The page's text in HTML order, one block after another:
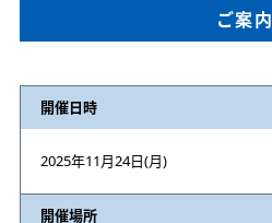
ご案内
開催日時
2025年11月24日(月)
開催場所